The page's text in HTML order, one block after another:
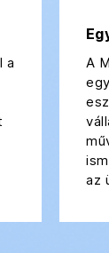
a
A
az